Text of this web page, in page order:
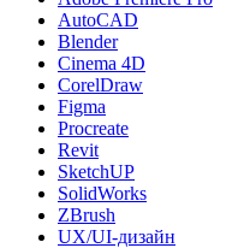
AutoCAD
Blender
Cinema 4D
CorelDraw
Figma
Procreate
Revit
SketchUP
SolidWorks
ZBrush
UX/UI-дизайн